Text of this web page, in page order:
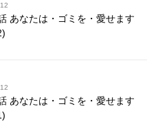
あなたは・ゴミを・愛せます
あなたは・ゴミを・愛せます